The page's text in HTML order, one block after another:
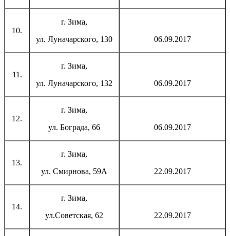
10.
г. Зима,
ул. Луначарского, 130
06.09.2017
11.
г. Зима,
ул. Луначарского, 132
06.09.2017
12.
г. Зима,
ул. Бограда, 66
06.09.2017
13.
г. Зима,
ул. Смирнова, 59А
22.09.2017
14.
г. Зима,
ул.Советская, 62
22.09.2017